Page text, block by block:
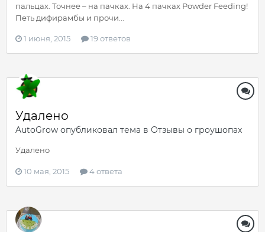
пальцах. Точнее – на пачках. На 4 пачках Powder Feeding!
Петь дифирамбы и прочи...
1 июня, 2015 19 ответов
Удалено
AutoGrow опубликовал тема в Отзывы о гроушопах
Удалено
10 мая, 2015 4 ответа